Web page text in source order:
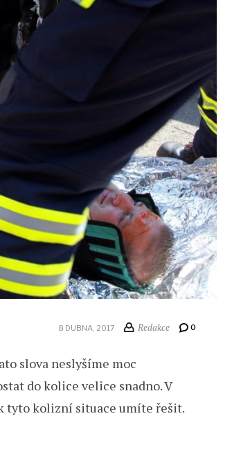
8 DUBNA, 2017 Redakce 0
slova neslyšíme moc
do kolice velice snadno. V
tyto kolizní situace umíte řešit.